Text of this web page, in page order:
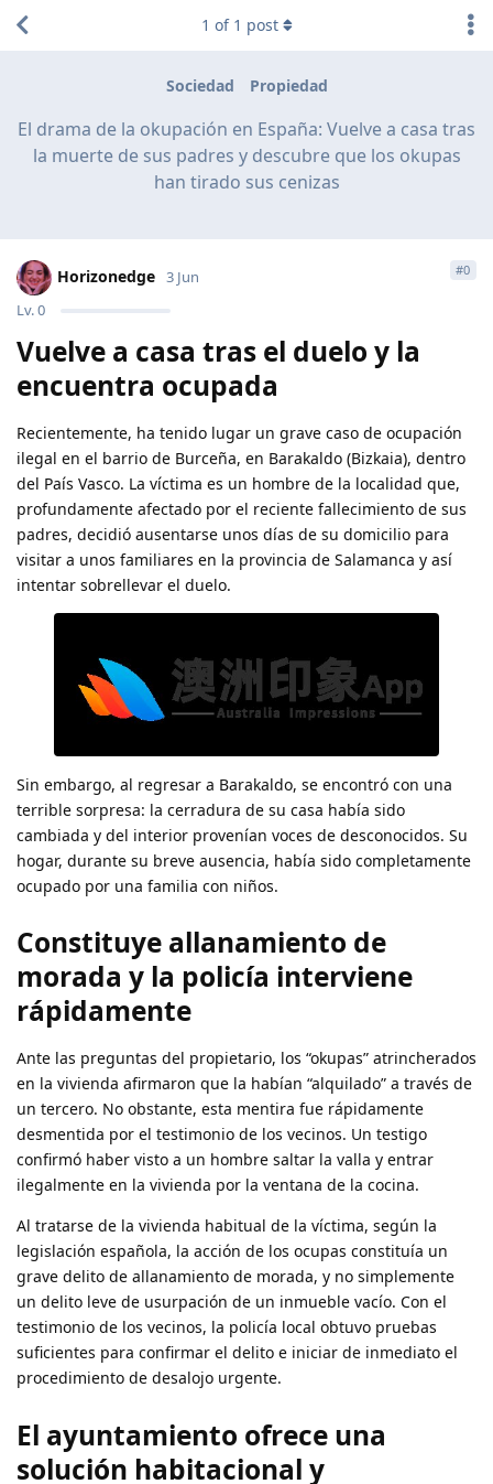
Sociedad Propiedad
El drama de la okupación en España: Vuelve a casa tras
la muerte de sus padres y descubre que los okupas
han tirado sus cenizas
1 of 1 post
Horizonedge
Lv.0
3 Jun #0
Vuelve a casa tras el duelo y la
encuentra ocupada
Recientemente, ha tenido lugar un grave caso de ocupación
ilegal en el barrio de Burceña, en Barakaldo (Bizkaia), dentro
del País Vasco. La víctima es un hombre de la localidad que,
profundamente afectado por el reciente fallecimiento de sus
padres, decidió ausentarse unos días de su domicilio para
visitar a unos familiares en la provincia de Salamanca y así
intentar sobrellevar el duelo.
Sin embargo, al regresar a Barakaldo, se encontró con una
terrible sorpresa: la cerradura de su casa había sido
cambiada y del interior provenían voces de desconocidos. Su
hogar, durante su breve ausencia, había sido completamente
ocupado por una familia con niños.
Constituye allanamiento de
morada y la policía interviene
rápidamente
Ante las preguntas del propietario, los “okupas” atrincherados
en la vivienda afirmaron que la habían “alquilado” a través de
un tercero. No obstante, esta mentira fue rápidamente
desmentida por el testimonio de los vecinos. Un testigo
confirmó haber visto a un hombre saltar la valla y entrar
ilegalmente en la vivienda por la ventana de la cocina.
Al tratarse de la vivienda habitual de la víctima, según la
legislación española, la acción de los ocupas constituía un
grave delito de allanamiento de morada, y no simplemente
un delito leve de usurpación de un inmueble vacío. Con el
testimonio de los vecinos, la policía local obtuvo pruebas
suficientes para confirmar el delito e iniciar de inmediato el
procedimiento de desalojo urgente.
El ayuntamiento ofrece una
solución habitacional y